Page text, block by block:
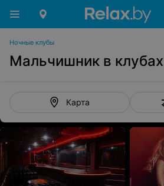
Ночные клубы
Мальчишник в
Карта